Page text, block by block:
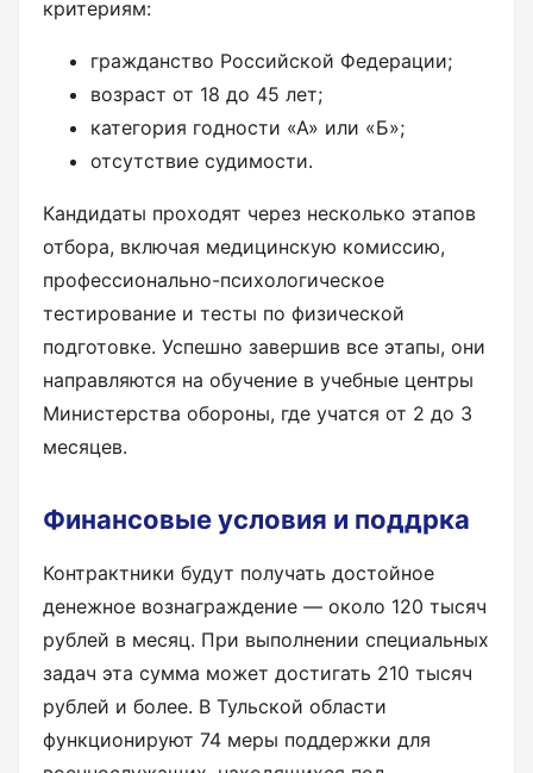
критериям:
гражданство Российской Федерации;
возраст от 18 до 45 лет;
категория годности «А» или «Б»;
отсутствие судимости.
Кандидаты проходят через несколько этапов
отбора, включая медицинскую комиссию,
профессионально-психологическое
тестирование и тесты по физической
подготовке. Успешно завершив все этапы, они
направляются на обучение в учебные центры
Министерства обороны, где учатся от 2 до 3
месяцев.
Финансовые условия и поддрка
Контрактники будут получать достойное
денежное вознаграждение — около 120 тысяч
рублей в месяц. При выполнении специальных
задач эта сумма может достигать 210 тысяч
рублей и более. В Тульской области
функционируют 74 меры поддержки для